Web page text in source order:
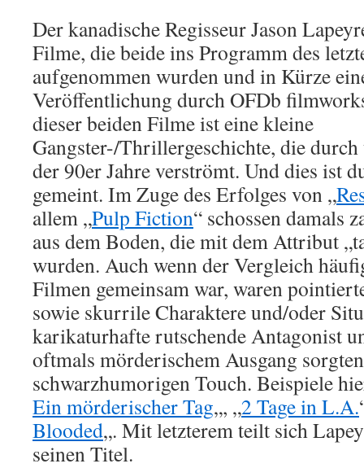
Der kanadische Regisseur Jason
Filme, die beide ins Programm des
aufgenommen wurden und in Kürze
Veröffentlichung durch OFDb
dieser beiden Filme ist eine kleine
Gangster-/Thrillergeschichte, die
der 90er Jahre verströmt. Und dies ist
gemeint. Im Zuge des Erfolges von „
allem „Pulp Fiction“ schossen damals
aus dem Boden, die mit dem Attribut
wurden. Auch wenn der Vergleich
Filmen gemeinsam war, waren
sowie skurrile Charaktere und/oder
karikaturhafte rutschende Antagonist
oftmals mörderischem Ausgang
schwarzhumorigen Touch. Beispiele
Ein mörderischer Tag„, „2 Tage in L.A.
Blooded„. Mit letzterem teilt sich
seinen Titel.